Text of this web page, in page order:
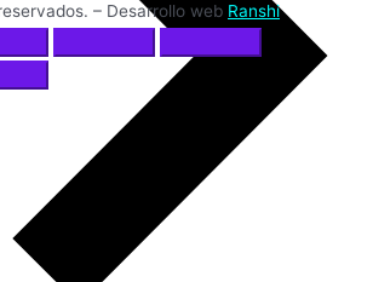
– Desarrollo web Ranshi